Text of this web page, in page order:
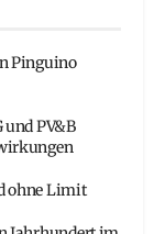
Pinguino
PV&B
ohne Limit